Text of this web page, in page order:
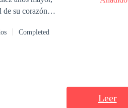
a ser real?
4 Una
de su corazón.
por su
Completed
Leer